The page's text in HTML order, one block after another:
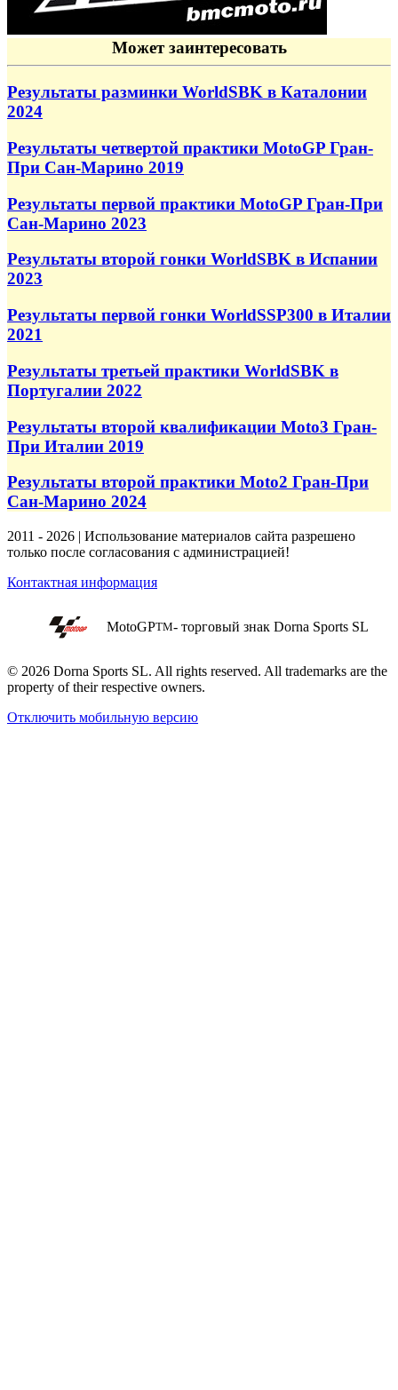
Может заинтересовать
Результаты разминки WorldSBK в Каталонии
2024
Результаты четвертой практики MotoGP Гран-
При Сан-Марино 2019
Результаты первой практики MotoGP Гран-При
Сан-Марино 2023
Результаты второй гонки WorldSBK в Испании
2023
Результаты первой гонки WorldSSP300 в Италии
2021
Результаты третьей практики WorldSBK в
Португалии 2022
Результаты второй квалификации Moto3 Гран-
При Италии 2019
Результаты второй практики Moto2 Гран-При
Сан-Марино 2024
2011 - 2026 | Использование материалов сайта разрешено
только после согласования с администрацией!
Контактная информация
MotoGPTM- торговый знак Dorna Sports SL
© 2026 Dorna Sports SL. All rights reserved. All trademarks are the
property of their respective owners.
Отключить мобильную версию